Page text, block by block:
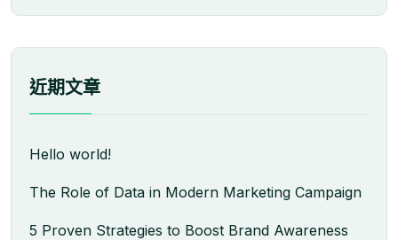
近期文章
Hello world!
The Role of Data in Modern Marketing Campaign
5 Proven Strategies to Boost Brand Awareness